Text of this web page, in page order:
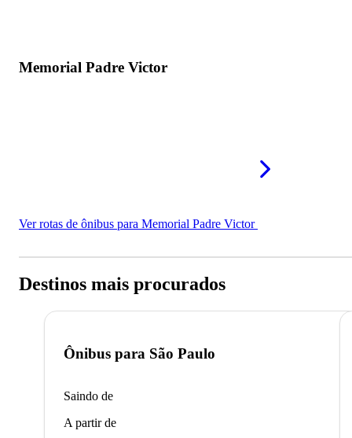
Memorial Padre Victor
Ver rotas de ônibus para Memorial Padre Victor
Destinos mais procurados
Ônibus para São Paulo
Saindo de
A partir de